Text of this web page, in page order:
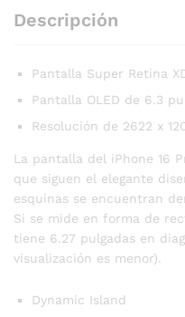
Descripción
Pantalla Super Retina
Pantalla OLED de 6.3
Resolución de 2622 x
La pantalla del iPhone 16
que siguen el elegante
esquinas se encuentran
Si se mide en forma de
tiene 6.27 pulgadas en
visualización es menor).
Dynamic Island